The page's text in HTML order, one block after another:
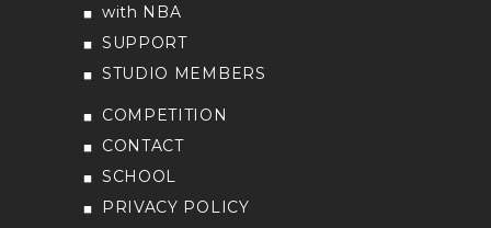
with NBA
SUPPORT
STUDIO MEMBERS
COMPETITION
CONTACT
SCHOOL
PRIVACY POLICY